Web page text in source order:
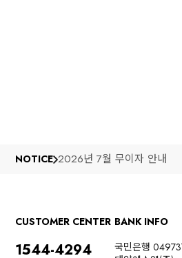
NOTICE 2026년 7월 무이자 안내
CUSTOMER CENTER
1544-4294
BANK INFO
국민은행